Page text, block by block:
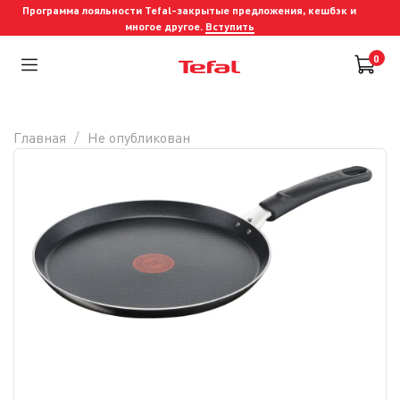
Программа лояльности Tefal-закрытые предложения, кешбэк и
многое другое. Вступить
0
Главная Не опубликован